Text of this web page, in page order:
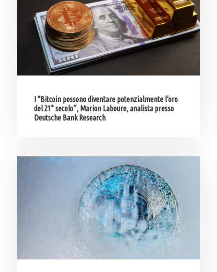
I “Bitcoin possono diventare potenzialmente l’oro
del 21° secolo”, Marion Laboure, analista presso
Deutsche Bank Research